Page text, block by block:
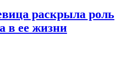
раскрыла роль
в ее жизни